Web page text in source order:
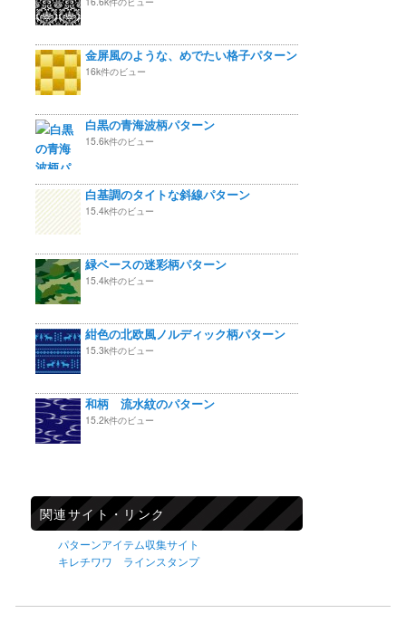
金屏風のような、めでたい格子パターン
16k件のビュー
白黒の青海波柄パターン
15.6k件のビュー
白基調のタイトな斜線パターン
15.4k件のビュー
緑ベースの迷彩柄パターン
15.4k件のビュー
紺色の北欧風ノルディック柄パターン
15.3k件のビュー
和柄 流水紋のパターン
15.2k件のビュー
関連サイト・リンク
パターンアイテム収集サイト
キレチワワ ラインスタンプ